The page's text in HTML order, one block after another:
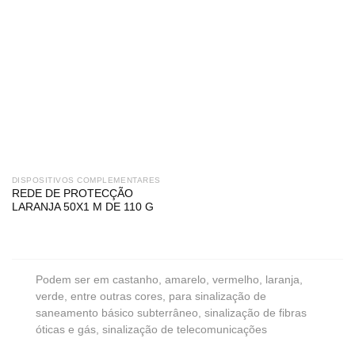
DISPOSITIVOS COMPLEMENTARES
REDE DE PROTECÇÃO
LARANJA 50X1 M DE 110 G
Podem ser em castanho, amarelo, vermelho, laranja,
verde, entre outras cores, para sinalização de
saneamento básico subterrâneo, sinalização de fibras
óticas e gás, sinalização de telecomunicações